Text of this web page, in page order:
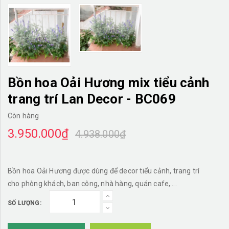
Bồn hoa Oải Hương mix tiểu cảnh
trang trí Lan Decor - BC069
Còn hàng
3.950.000₫ 4.938.000₫
Bồn hoa Oải Hương được dùng để decor tiểu cảnh, trang trí
cho phòng khách, ban công, nhà hàng, quán cafe,….
SỐ LƯỢNG: